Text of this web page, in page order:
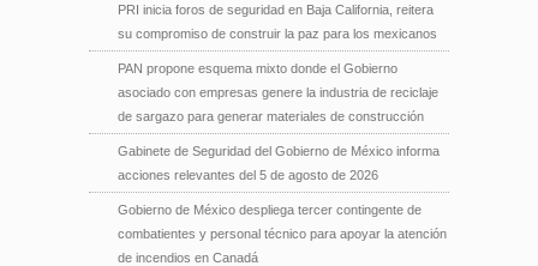
PRI inicia foros de seguridad en Baja California, reitera
su compromiso de construir la paz para los mexicanos
PAN propone esquema mixto donde el Gobierno
asociado con empresas genere la industria de reciclaje
de sargazo para generar materiales de construcción
Gabinete de Seguridad del Gobierno de México informa
acciones relevantes del 5 de agosto de 2026
Gobierno de México despliega tercer contingente de
combatientes y personal técnico para apoyar la atención
de incendios en Canadá